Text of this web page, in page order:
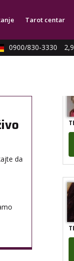
Tarot centar
0900/830-3330
da